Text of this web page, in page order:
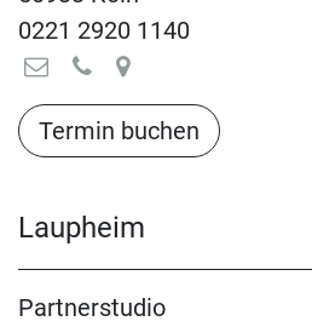
0221 2920 1140
Termin buchen​​​​​​​​​​
Laupheim
Partnerstudio